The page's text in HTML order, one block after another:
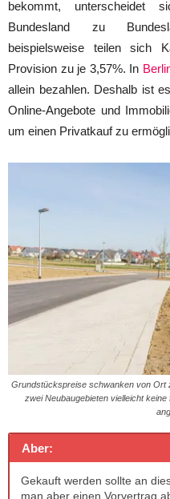
bekommt, unterscheidet
Bundesland zu
beispielsweise teilen sich
Provision zu je 3,57%. In
allein bezahlen. Deshalb ist
Online-Angebote und
um einen Privatkauf zu
Grundstückspreise schwanken von Ort
zwei Neubaugebieten vielleicht
Aber:
Gekauft werden sollte an
man aber einen Vorvertrag